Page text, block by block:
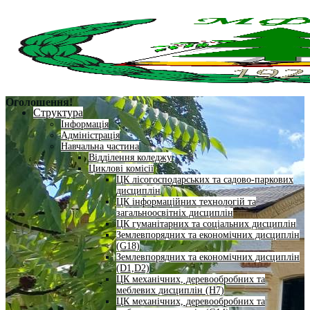
Структура
Інформація
Адміністрація
Навчальна частина
Відділення коледжу
Циклові комісії
ЦК лісогосподарських та садово-паркових
дисциплін
ЦК інформаційних технологій та
загальноосвітніх дисциплін
ЦК гуманітарних та соціальних дисциплін
Землевпорядних та економічних дисциплін
(G18)
Землевпорядних та економічних дисциплін
(D1,D2)
ЦК механічних, деревообробних та
меблевих дисциплін (H7)
ЦК механічних, деревообробних та
Оголошення!